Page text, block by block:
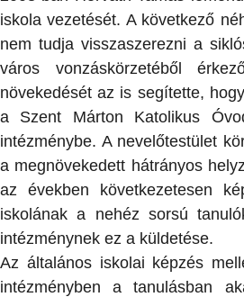
iskola vezetését. A következő
nem tudja visszaszerezni a
város vonzáskörzetéből
növekedését az is segítette,
a Szent Márton Katolikus
intézménybe. A nevelőtestület
a megnövekedett hátrányos
az években következetesen
iskolának a nehéz sorsú
intézménynek ez a küldetése.
Az általános iskolai képzés
intézményben a tanulásban